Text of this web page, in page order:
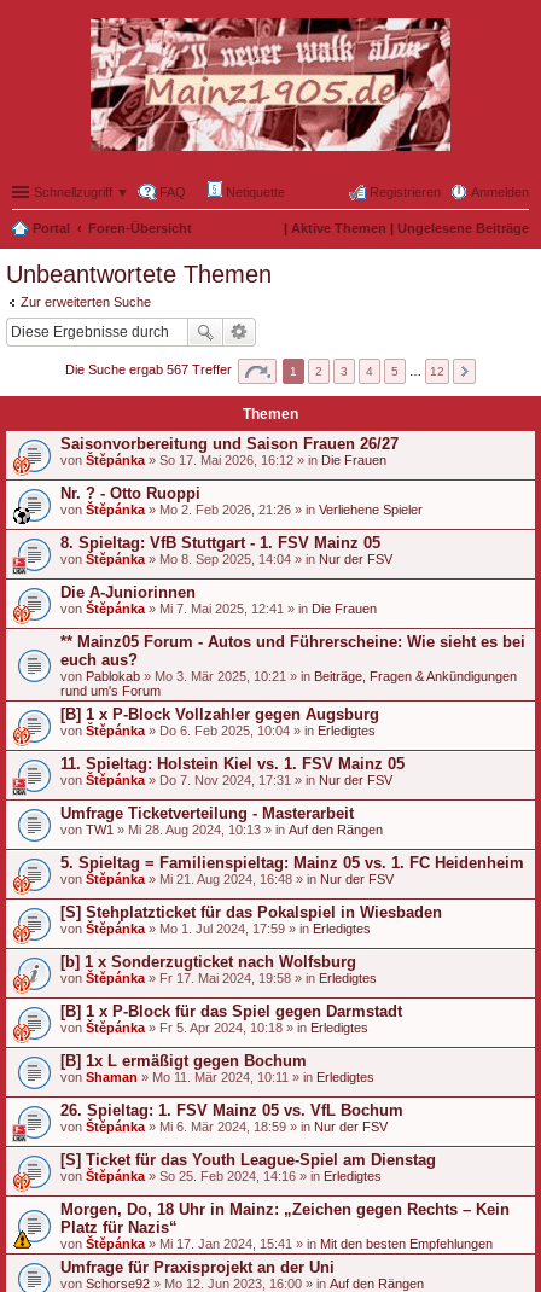
Schnellzugriff ▼ FAQ Netiquette Anmelden
Registrieren
Portal Foren-Übersicht | Aktive Themen | Ungelesene Beiträge
Unbeantwortete Themen
Zur erweiterten Suche
Die Suche ergab 567 Treffer 1 2 3 4 5 12
Themen
Saisonvorbereitung und Saison Frauen 26/27
von Štěpánka » So 17. Mai 2026, 16:12 » in Die Frauen
Nr. ? - Otto Ruoppi
von Štěpánka » Mo 2. Feb 2026, 21:26 » in Verliehene Spieler
8. Spieltag: VfB Stuttgart - 1. FSV Mainz 05
von Štěpánka » Mo 8. Sep 2025, 14:04 » in Nur der FSV
Die A-Juniorinnen
von Štěpánka » Mi 7. Mai 2025, 12:41 » in Die Frauen
** Mainz05 Forum - Autos und Führerscheine: Wie sieht es bei
euch aus?
von Pablokab » Mo 3. Mär 2025, 10:21 » in Beiträge, Fragen & Ankündigungen
rund um's Forum
[B] 1 x P-Block Vollzahler gegen Augsburg
von Štěpánka » Do 6. Feb 2025, 10:04 » in Erledigtes
11. Spieltag: Holstein Kiel vs. 1. FSV Mainz 05
von Štěpánka » Do 7. Nov 2024, 17:31 » in Nur der FSV
Umfrage Ticketverteilung - Masterarbeit
von TW1 » Mi 28. Aug 2024, 10:13 » in Auf den Rängen
5. Spieltag = Familienspieltag: Mainz 05 vs. 1. FC Heidenheim
von Štěpánka » Mi 21. Aug 2024, 16:48 » in Nur der FSV
[S] Stehplatzticket für das Pokalspiel in Wiesbaden
von Štěpánka » Mo 1. Jul 2024, 17:59 » in Erledigtes
[b] 1 x Sonderzugticket nach Wolfsburg
von Štěpánka » Fr 17. Mai 2024, 19:58 » in Erledigtes
[B] 1 x P-Block für das Spiel gegen Darmstadt
von Štěpánka » Fr 5. Apr 2024, 10:18 » in Erledigtes
[B] 1x L ermäßigt gegen Bochum
von Shaman » Mo 11. Mär 2024, 10:11 » in Erledigtes
26. Spieltag: 1. FSV Mainz 05 vs. VfL Bochum
von Štěpánka » Mi 6. Mär 2024, 18:59 » in Nur der FSV
[S] Ticket für das Youth League-Spiel am Dienstag
von Štěpánka » So 25. Feb 2024, 14:16 » in Erledigtes
Morgen, Do, 18 Uhr in Mainz: „Zeichen gegen Rechts – Kein
Platz für Nazis“
von Štěpánka » Mi 17. Jan 2024, 15:41 » in Mit den besten Empfehlungen
Umfrage für Praxisprojekt an der Uni
von Schorse92 » Mo 12. Jun 2023, 16:00 » in Auf den Rängen